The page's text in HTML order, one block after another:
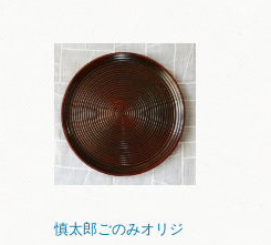
慎太郎ごのみオリジ